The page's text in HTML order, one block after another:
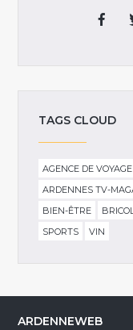
TAGS CLOUD
AGENCE DE VOYAGE
ARDENNES TV-
BIEN-ÊTRE
SPORTS
VIN
ARDENNEWEB